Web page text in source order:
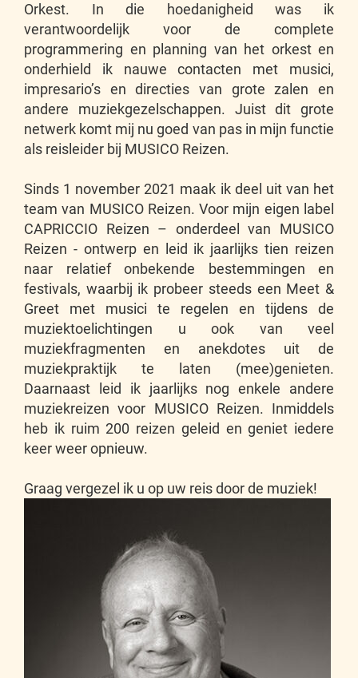
Orkest. In die hoedanigheid was ik
verantwoordelijk voor de complete
programmering en planning van het orkest en
onderhield ik nauwe contacten met musici,
impresario’s en directies van grote zalen en
andere muziekgezelschappen. Juist dit grote
netwerk komt mij nu goed van pas in mijn functie
als reisleider bij MUSICO Reizen.
Sinds 1 november 2021 maak ik deel uit van het
team van MUSICO Reizen. Voor mijn eigen label
CAPRICCIO Reizen – onderdeel van MUSICO
Reizen - ontwerp en leid ik jaarlijks tien reizen
naar relatief onbekende bestemmingen en
festivals, waarbij ik probeer steeds een Meet &
Greet met musici te regelen en tijdens de
muziektoelichtingen u ook van veel
muziekfragmenten en anekdotes uit de
muziekpraktijk te laten (mee)genieten.
Daarnaast leid ik jaarlijks nog enkele andere
muziekreizen voor MUSICO Reizen. Inmiddels
heb ik ruim 200 reizen geleid en geniet iedere
keer weer opnieuw.
Graag vergezel ik u op uw reis door de muziek!